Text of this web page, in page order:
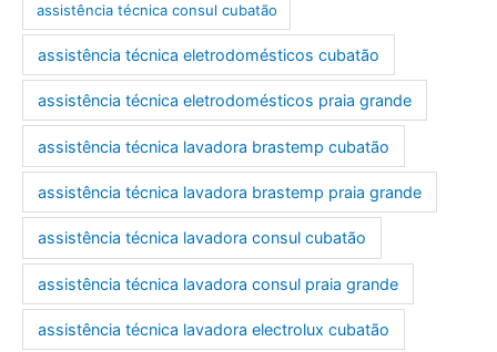
e
a
assistência técnica consul cubatão
assistência técnica eletrodomésticos cubatão
assistência técnica eletrodomésticos praia grande
assistência técnica lavadora brastemp cubatão
assistência técnica lavadora brastemp praia grande
assistência técnica lavadora consul cubatão
assistência técnica lavadora consul praia grande
assistência técnica lavadora electrolux cubatão